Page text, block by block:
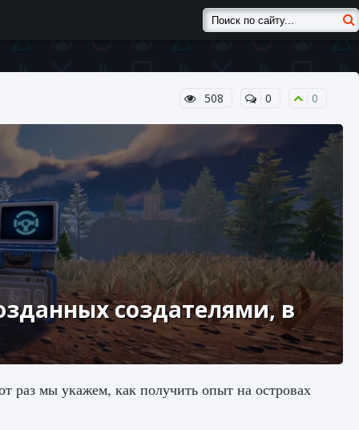
508 0 0
создателями, в
раз мы укажем, как получить опыт на островах